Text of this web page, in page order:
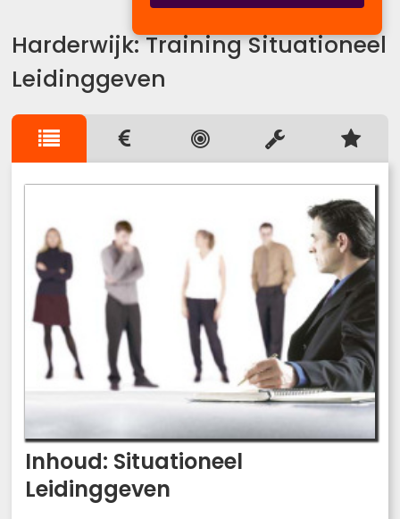
Harderwijk: Training Situationeel
Leidinggeven
Inhoud: Situationeel
Leidinggeven